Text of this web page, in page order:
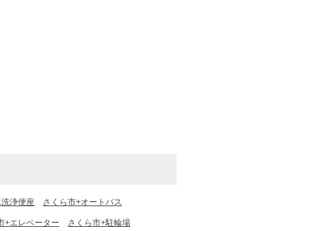
浄便座 さくら市+オートバス
+エレベーター さくら市+駐輪場